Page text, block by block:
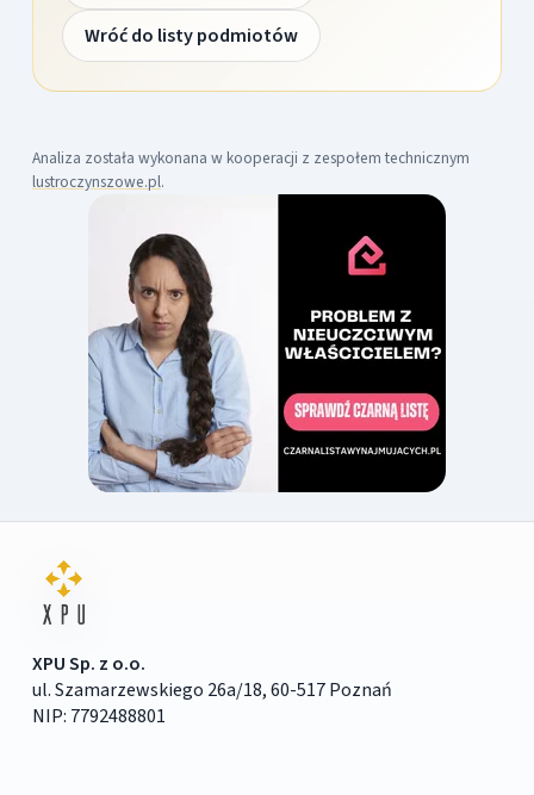
Wróć do listy podmiotów
Analiza została wykonana w kooperacji z zespołem technicznym
lustroczynszowe.pl.
XPU Sp. z o.o.
ul. Szamarzewskiego 26a/18, 60-517 Poznań
NIP: 7792488801